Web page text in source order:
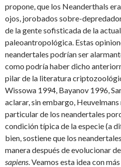
propone, que los Neanderthals
ojos, jorobados sobre-
de la gente sofisticada de la
paleoantropológica. Estas
neandertales podrían ser
como podría haber dicho
pilar de la literatura
Wissowa 1994, Bayanov 1996,
aclarar, sin embargo,
particular de los neandertales
condición típica de la especie (a
bien, sostiene que los
manera después de evolucionar
sapiens. Veamos esta idea con